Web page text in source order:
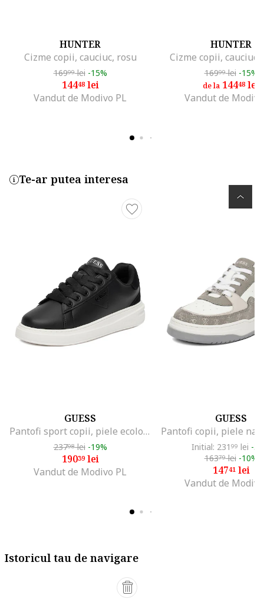
HUNTER
Cizme copii, cauciuc, rosu
16999lei -15%
14448lei
Vandut de Modivo PL
HUNTER
Cizme copii, cauciuc,
16999lei -15%
de la 14448 lei
Vandut de
Te-ar putea interesa
GUESS
Pantofi sport copii, piele ecologica, negru, cu fermoar
23798lei -19%
19039lei
Vandut de Modivo PL
GUESS
Pantofi copii, piele
Initial: 231 99 lei -
16379lei -10%
14741lei
Vandut de
Istoricul tau de navigare